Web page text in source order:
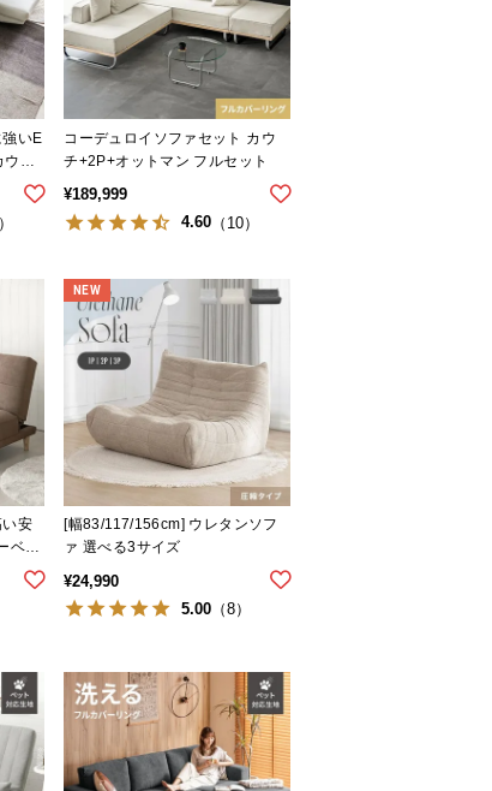
いE
ウチ
コーデュロイソファセット カウ
チ+2P+オットマン フルセット
¥189,999
4.60 （10）
安
ベッ
[幅83/117/156cm] ウレタンソフ
ァ 選べる3サイズ
¥24,990
5.00 （8）
NEW